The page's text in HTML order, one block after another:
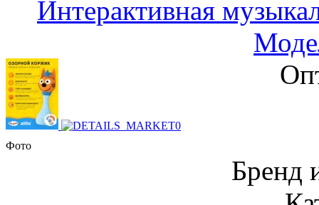
Интерактивная
Фото
Бренд